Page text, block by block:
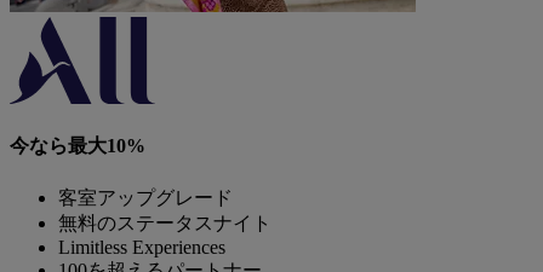
Cool futuristic design inspired by technique
Located on top of Delft Central Station
At walking distance to city centre
Easy connection to other cities such as Amsterdam
Skip other destinations list